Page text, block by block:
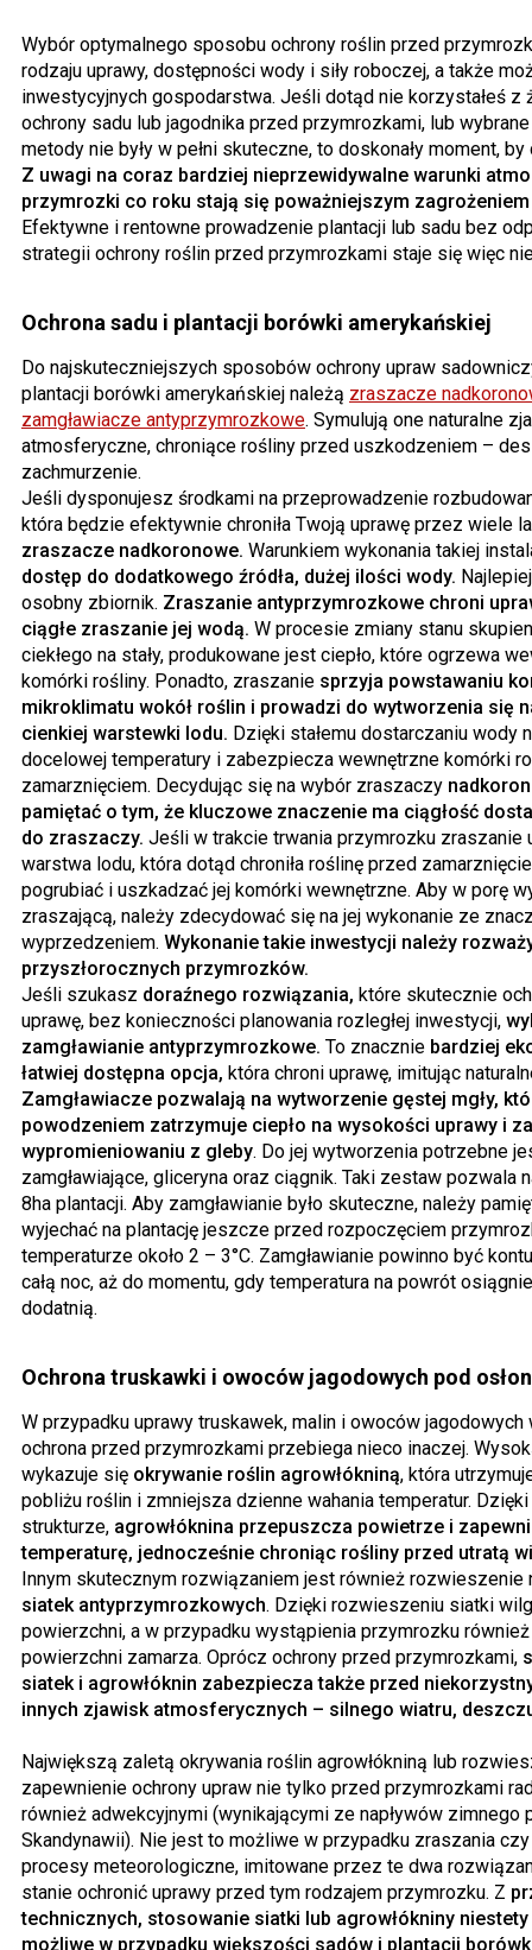
Wybór optymalnego sposobu ochrony roślin przed
rodzaju uprawy, dostępności wody i siły roboczej, a także
inwestycyjnych gospodarstwa. Jeśli dotąd nie korzystałeś z
ochrony sadu lub jagodnika przed przymrozkami, lub
metody nie były w pełni skuteczne, to doskonały moment,
Z uwagi na coraz bardziej nieprzewidywalne warunki
przymrozki co roku stają się poważniejszym zagrożeniem
Efektywne i rentowne prowadzenie plantacji lub sadu bez
strategii ochrony roślin przed przymrozkami staje się więc
Ochrona sadu i plantacji borówki amerykańskiej
Do najskuteczniejszych sposobów ochrony upraw
plantacji borówki amerykańskiej należą zraszacze
zamgławiacze antyprzymrozkowe. Symulują one naturalne
atmosferyczne, chroniące rośliny przed uszkodzeniem –
zachmurzenie.
Jeśli dysponujesz środkami na przeprowadzenie
która będzie efektywnie chroniła Twoją uprawę przez wiele
zraszacze nadkoronowe. Warunkiem wykonania takiej
dostęp do dodatkowego źródła, dużej ilości wody.
osobny zbiornik. Zraszanie antyprzymrozkowe chroni
ciągłe zraszanie jej wodą. W procesie zmiany stanu
ciekłego na stały, produkowane jest ciepło, które ogrzewa
komórki rośliny. Ponadto, zraszanie sprzyja powstawaniu
mikroklimatu wokół roślin i prowadzi do wytworzenia się
cienkiej warstewki lodu. Dzięki stałemu dostarczaniu wody
docelowej temperatury i zabezpiecza wewnętrzne komórki
zamarznięciem. Decydując się na wybór zraszaczy
pamiętać o tym, że kluczowe znaczenie ma ciągłość
do zraszaczy. Jeśli w trakcie trwania przymrozku zraszanie
warstwa lodu, która dotąd chroniła roślinę przed
pogrubiać i uszkadzać jej komórki wewnętrzne. Aby w porę
zraszającą, należy zdecydować się na jej wykonanie ze
wyprzedzeniem. Wykonanie takie inwestycji należy
przyszłorocznych przymrozków.
Jeśli szukasz doraźnego rozwiązania, które skutecznie
uprawę, bez konieczności planowania rozległej inwestycji,
zamgławianie antyprzymrozkowe. To znacznie bardziej
łatwiej dostępna opcja, która chroni uprawę, imitując
Zamgławiacze pozwalają na wytworzenie gęstej mgły,
powodzeniem zatrzymuje ciepło na wysokości uprawy i
wypromieniowaniu z gleby. Do jej wytworzenia potrzebne
zamgławiające, gliceryna oraz ciągnik. Taki zestaw pozwala
8ha plantacji. Aby zamgławianie było skuteczne, należy
wyjechać na plantację jeszcze przed rozpoczęciem
temperaturze około 2 – 3°C. Zamgławianie powinno być
całą noc, aż do momentu, gdy temperatura na powrót
dodatnią.
Ochrona truskawki i owoców jagodowych pod
W przypadku uprawy truskawek, malin i owoców jagodowych
ochrona przed przymrozkami przebiega nieco inaczej.
wykazuje się okrywanie roślin agrowłókniną, która
pobliżu roślin i zmniejsza dzienne wahania temperatur.
strukturze, agrowłóknina przepuszcza powietrze i
temperaturę, jednocześnie chroniąc rośliny przed utratą
Innym skutecznym rozwiązaniem jest również rozwieszenie
siatek antyprzymrozkowych. Dzięki rozwieszeniu siatki
powierzchni, a w przypadku wystąpienia przymrozku również
powierzchni zamarza. Oprócz ochrony przed przymrozkami,
siatek i agrowłóknin zabezpiecza także przed
innych zjawisk atmosferycznych – silnego wiatru,
Największą zaletą okrywania roślin agrowłókniną lub
zapewnienie ochrony upraw nie tylko przed przymrozkami
również adwekcyjnymi (wynikającymi ze napływów zimnego
Skandynawii). Nie jest to możliwe w przypadku zraszania czy
procesy meteorologiczne, imitowane przez te dwa
stanie ochronić uprawy przed tym rodzajem przymrozku. Z
technicznych, stosowanie siatki lub agrowłókniny
możliwe w przypadku większości sadów i plantacji